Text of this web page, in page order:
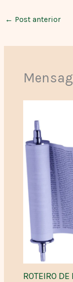
← Post anterior
ROTEIRO DE